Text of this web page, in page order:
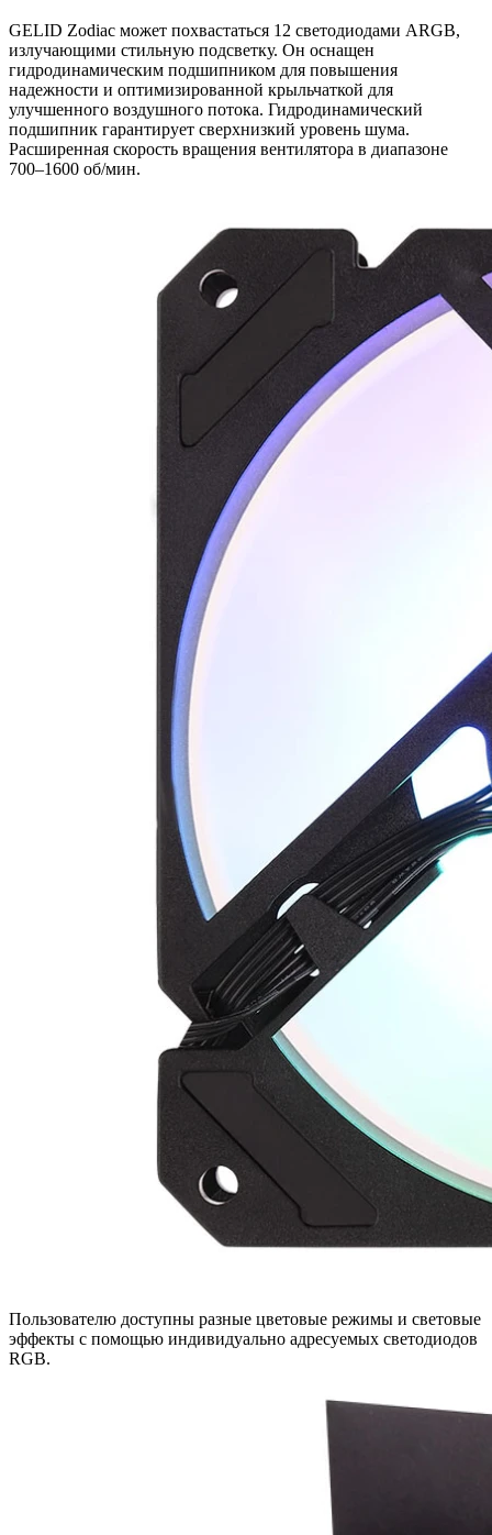
GELID Zodiac может похвастаться 12 светодиодами ARGB,
излучающими стильную подсветку. Он оснащен
гидродинамическим подшипником для повышения
надежности и оптимизированной крыльчаткой для
улучшенного воздушного потока. Гидродинамический
подшипник гарантирует сверхнизкий уровень шума.
Расширенная скорость вращения вентилятора в диапазоне
700–1600 об/мин.
Пользователю доступны разные цветовые режимы и световые
эффекты с помощью индивидуально адресуемых светодиодов
RGB.